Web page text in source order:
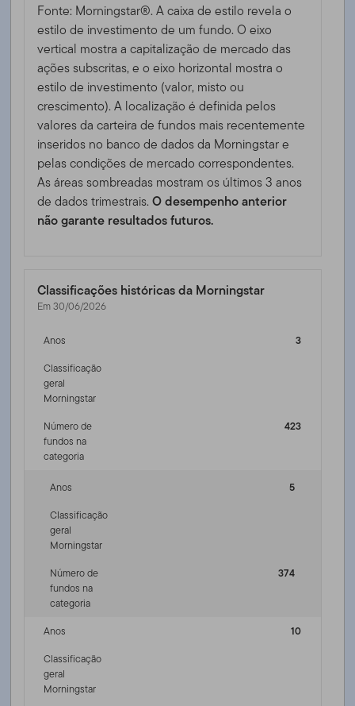
Fonte: Morningstar®. A caixa de estilo revela o
estilo de investimento de um fundo. O eixo
vertical mostra a capitalização de mercado das
ações subscritas, e o eixo horizontal mostra o
estilo de investimento (valor, misto ou
crescimento). A localização é definida pelos
valores da carteira de fundos mais recentemente
inseridos no banco de dados da Morningstar e
pelas condições de mercado correspondentes.
As áreas sombreadas mostram os últimos 3 anos
de dados trimestrais.O desempenho anterior
não garante resultados futuros.
Classificações históricas da Morningstar
Em 30/06/2026
Anos
3
Classificação
geral
Morningstar
Número de
fundos na
categoria
423
Anos
5
Classificação
geral
Morningstar
Número de
fundos na
categoria
374
Anos
10
Classificação
geral
Morningstar